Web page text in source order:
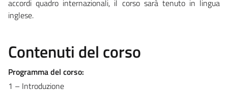
accordi quadro internazionali, il corso sarà tenuto in lingua
inglese.
Contenuti del corso
Programma del corso:
1 – Introduzione